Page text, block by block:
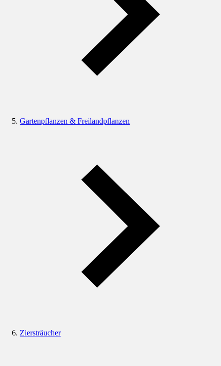
Gartenpflanzen & Freilandpflanzen
Ziersträucher